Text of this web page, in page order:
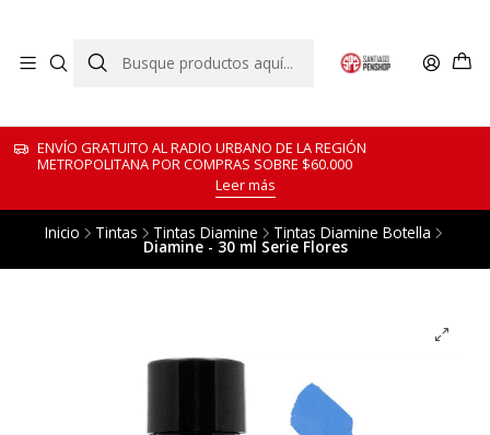
ENVÍO GRATUITO AL RADIO URBANO DE LA REGIÓN
METROPOLITANA POR COMPRAS SOBRE $60.000
Leer más
Inicio Tintas Tintas Diamine Tintas Diamine Botella
Diamine - 30 ml Serie Flores